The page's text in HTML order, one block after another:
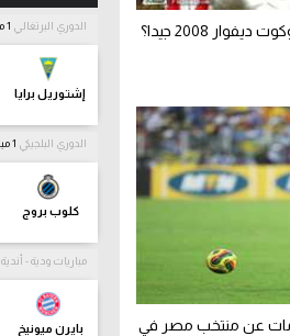
2008 جيدا؟
عن منتخب مصر في
الدوري البرتغالي
إشتوريل برايا
الدوري البلجيكي
كلوب بروج
مباريات ودية - أندية
بايرن ميونيخ